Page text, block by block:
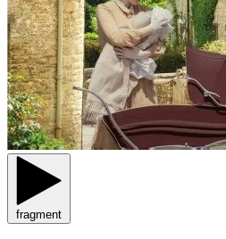
fragment